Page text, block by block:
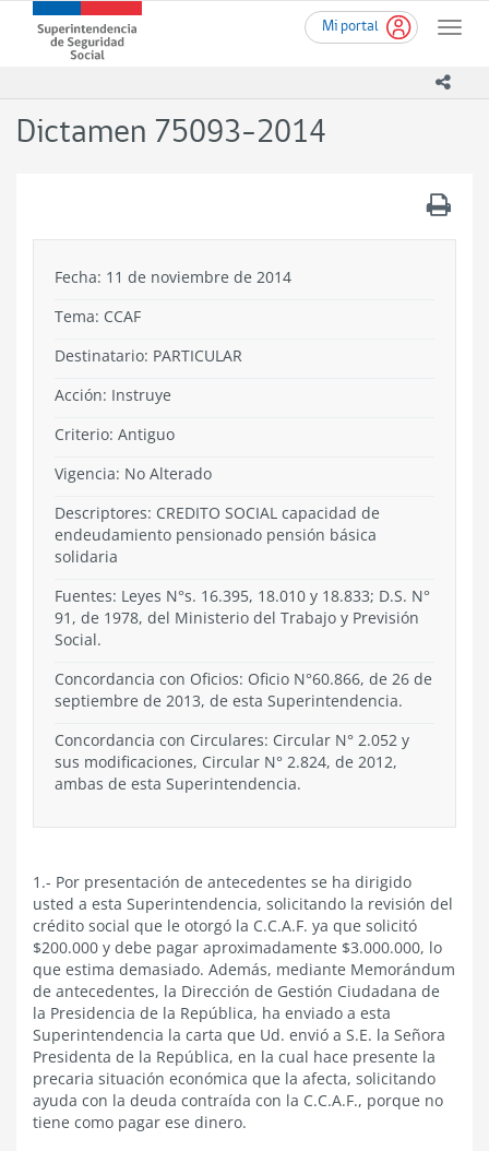
contenido
Mi portal
Toggle
Superintendencia
de
-
Dictamen 75093-2014
Fecha: 11 de noviembre de 2014
Tema: CCAF
Destinatario: PARTICULAR
Acción: Instruye
Criterio: Antiguo
Vigencia: No Alterado
Descriptores: CREDITO SOCIAL capacidad de
endeudamiento pensionado pensión básica
solidaria
Fuentes: Leyes N°s. 16.395, 18.010 y 18.833; D.S. N°
91, de 1978, del Ministerio del Trabajo y Previsión
Social.
Concordancia con Oficios: Oficio N°60.866, de 26 de
septiembre de 2013, de esta Superintendencia.
Concordancia con Circulares: Circular N° 2.052 y
sus modificaciones, Circular N° 2.824, de 2012,
ambas de esta Superintendencia.
1.- Por presentación de antecedentes se ha dirigido
usted a esta Superintendencia, solicitando la revisión del
crédito social que le otorgó la C.C.A.F. ya que solicitó
$200.000 y debe pagar aproximadamente $3.000.000, lo
que estima demasiado. Además, mediante Memorándum
de antecedentes, la Dirección de Gestión Ciudadana de
la Presidencia de la República, ha enviado a esta
Superintendencia la carta que Ud. envió a S.E. la Señora
Presidenta de la República, en la cual hace presente la
precaria situación económica que la afecta, solicitando
ayuda con la deuda contraída con la C.C.A.F., porque no
tiene como pagar ese dinero.